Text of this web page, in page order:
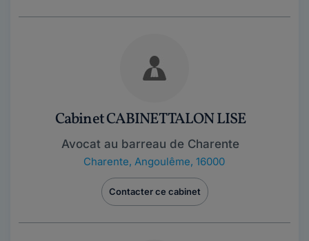
Cabinet CABINET TALON LISE
Avocat au barreau de Charente
Charente, Angoulême, 16000
Contacter ce cabinet